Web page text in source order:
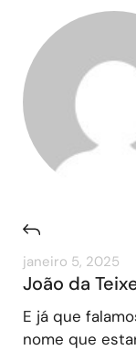
janeiro 5, 2025
João da
E já que
nome que